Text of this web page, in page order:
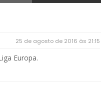
25 de agosto de 2016 às 21:15
Europa.